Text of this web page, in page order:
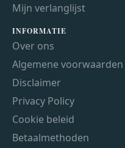
Mijn verlanglijst
INFORMATIE
Over ons
Algemene voorwaarden
Disclaimer
Privacy Policy
Cookie beleid
Betaalmethoden